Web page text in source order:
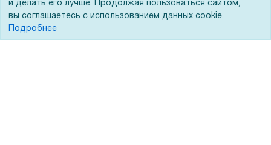
Тендеры
и делать его лучше. Продолжая пользоваться сайтом,
вы соглашаетесь с использованием данных cookie.
Подробнее